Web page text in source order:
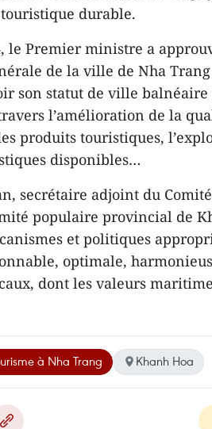
durable.
le Premier ministre a
de la ville de Nha
son statut de ville
l’amélioration de la
produits touristiques,
disponibles…
secrétaire adjoint du
populaire provincial de
et politiques
optimale,
dont les valeurs
à Nha Trang Khanh Hoa